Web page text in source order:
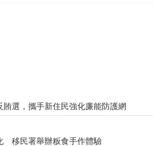
選，攜手新住民強化廉能防護網
移民署舉辦粄食手作體驗